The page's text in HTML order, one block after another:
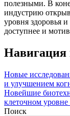
полезными. В
индустрию
уровня здоровья
доступнее и
Навигация
Новые
и улучшением
Новейшие
клеточном уровне
Поиск